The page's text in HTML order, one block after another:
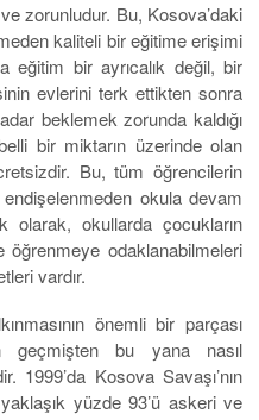
zorunludur. Bu, Kosova’daki
kaliteli bir eğitime erişimi
eğitim bir ayrıcalık değil, bir
evlerini terk ettikten sonra
beklemek zorunda kaldığı
bir miktarın üzerinde olan
Bu, tüm öğrencilerin
okula devam
olarak, okullarda çocukların
öğrenmeye odaklanabilmeleri
vardır.
önemli bir parçası
geçmişten bu yana nasıl
1999’da Kosova Savaşı’nın
yüzde 93’ü askeri ve